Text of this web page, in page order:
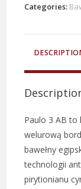
Categories:
Paulo 3 AB to
welurową
bawełny
technologii
pirytionianu